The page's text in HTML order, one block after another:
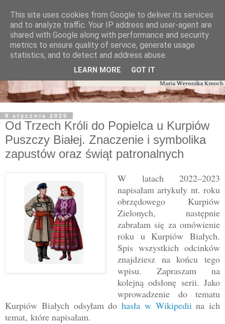
8 stycznia 2025
Od Trzech Króli do Popielca u Kurpiów
Puszczy Białej. Znaczenie i symbolika
zapustów oraz świąt patronalnych
W latach 2022–2023
napisałam artykuły nt. roku
obrzędowego Kurpiów
Zielonych, następnie
zabrałam się za omówienie
roku u Kurpiów Białych.
Spis wszystkich odcinków
znajdziesz na końcu tego
wpisu. Zapraszam na
kolejną odsłonę serii. Jako
wprowadzenie do tematu
Kurpiów Białych odsyłam do hasła w Wikipediina ich
temat, które napisałam.
This site uses cookies from Google to deliver its services
and to analyze traffic. Your IP address and user-agent are
shared with Google along with performance and security
metrics to ensure quality of service, generate usage
statistics, and to detect and address abuse.
LEARN MORE GOT IT